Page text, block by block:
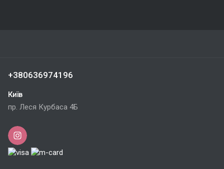
+380636974196
Київ
пр. Леся Курбаса 4Б